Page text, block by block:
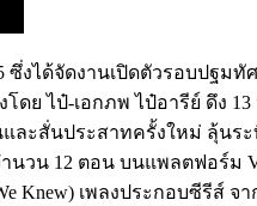
ซึ่งได้จัดงานเปิดตัวรอบปฐ
ย ไป๋-เอกภพ ไป๋อารีย์ ดึง
ละสั่นประสาทครั้งใหม่ ลุ้น
นวน 12 ตอน บนแพลตฟอร์ม
Knew) เพลงประกอบซีรีส์